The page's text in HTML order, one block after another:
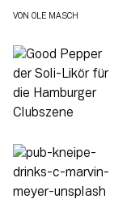
VON OLE MASCH